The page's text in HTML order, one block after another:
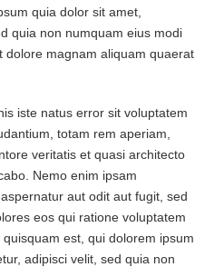
quia dolor sit amet,
quia non numquam eius modi
dolore magnam aliquam quaerat
iste natus error sit voluptatem
totam rem aperiam,
veritatis et quasi architecto
Nemo enim ipsam
aut odit aut fugit, sed
eos qui ratione voluptatem
est, qui dolorem ipsum
adipisci velit, sed quia non